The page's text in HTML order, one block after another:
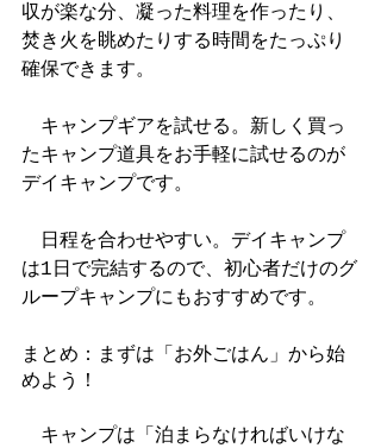
収が楽な分、凝った料理を作ったり、
焚き火を眺めたりする時間をたっぷり
確保できます。
キャンプギアを試せる。新しく買っ
たキャンプ道具をお手軽に試せるのが
デイキャンプです。
日程を合わせやすい。デイキャンプ
は1日で完結するので、初心者だけのグ
ループキャンプにもおすすめです。
まとめ：まずは「お外ごはん」から始
めよう！
キャンプは「泊まらなければいけな